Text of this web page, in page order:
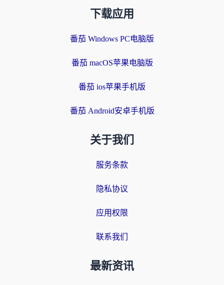
下载应用
番茄 Windows PC电脑版
番茄 macOS苹果电脑版
番茄 ios苹果手机版
番茄 Android安卓手机版
关于我们
服务条款
隐私协议
应用权限
联系我们
最新资讯